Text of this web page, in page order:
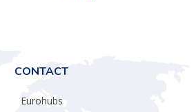
CONTACT
Eurohubs